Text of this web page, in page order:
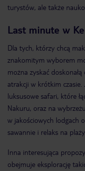
turystów, ale także
Last minute w
Dla tych, którzy chcą
znakomitym wyborem
można zyskać
atrakcji w krótkim
luksusowe safari, które
Nakuru, oraz na
w jakościowych lodgach
sawannie i relaks na plaży​.
Inna interesująca
obejmuje eksplorację